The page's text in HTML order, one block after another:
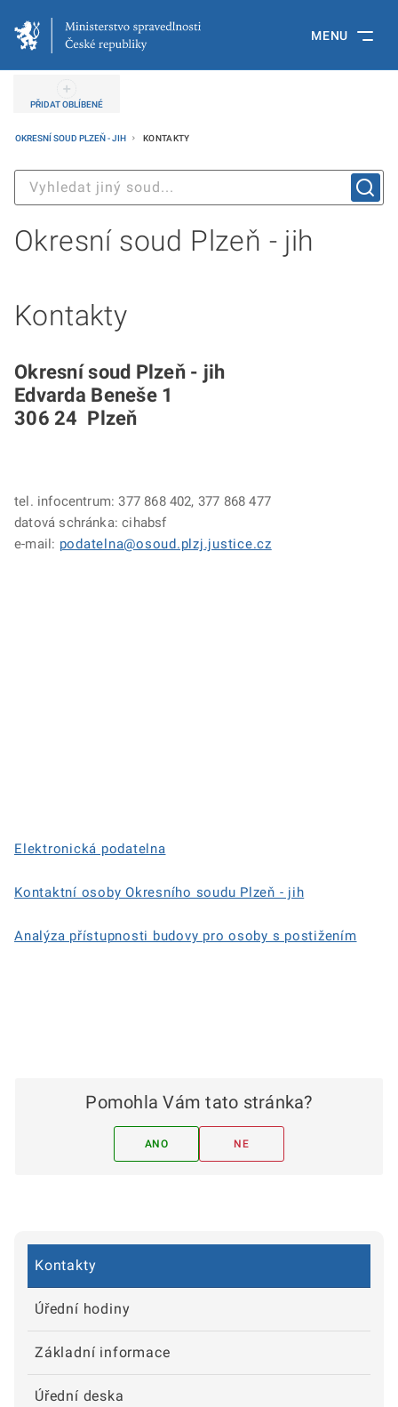
MENU
PŘIDAT OBLÍBENÉ
OKRESNÍ SOUD PLZEŇ - JIH KONTAKTY
Okresní soud Plzeň - jih
Kontakty
Úřední hodiny
Základní informace
Úřední deska
Kontakty
Okresní soud Plzeň - jih
Edvarda Beneše 1
306 24 Plzeň
tel. infocentrum: 377 868 402, 377 868 477
datová schránka: cihabsf
e-mail: podatelna@osoud.plzj.justice.cz
Elektronická podatelna
Kontaktní osoby Okresního soudu Plzeň - jih
Analýza přístupnosti budovy pro osoby s postižením
Pomohla Vám tato stránka?
ANO NE